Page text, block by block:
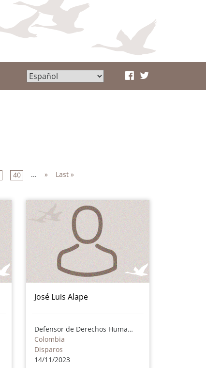
40 ... » Last »
José Luis Alape
Defensor de Derechos Humanos
Colombia
Disparos
14/11/2023